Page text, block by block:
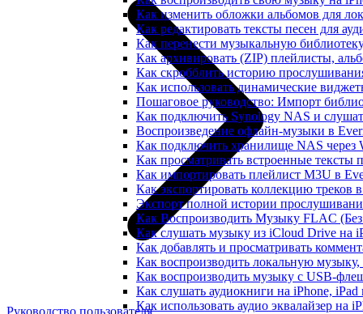
Как изменить обложки альбомов для
Как редактировать тексты песен для
Как перенести музыкальную
Как архивировать (ZIP) плейлисты,
Как скробблить историю
Как использовать динамические
Пошаговое руководство: Импорт
Как подключить Synology NAS и
Воспроизведение офлайн-музыки в
Как подключить хранилище NAS через
Как просматривать встроенные
Как импортировать плейлист M3U в
Как экспортировать коллекцию
Экспорт полной истории
Как Воспроизводить Музыку FLAC
Как слушать музыку из iCloud Drive на
Как добавлять и просматривать
Как воспроизводить локальную
Как воспроизводить музыку с USB-
Как слушать аудиокниги на iPhone,
Как использовать аудио эквалайзер на
Руководство пользователя